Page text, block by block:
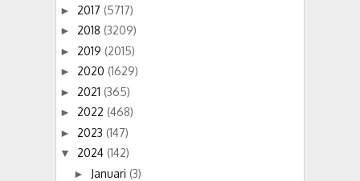
► 2017 (5717)
► 2018 (3209)
► 2019 (2015)
► 2020 (1629)
► 2021 (365)
► 2022 (468)
► 2023 (147)
▼ 2024 (142)
► Januari (3)